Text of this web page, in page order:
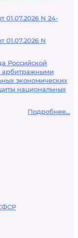
01.07.2026 N 24-
01.07.2026 N
Российской
арбитражными
экономических
национальных
Подробнее...